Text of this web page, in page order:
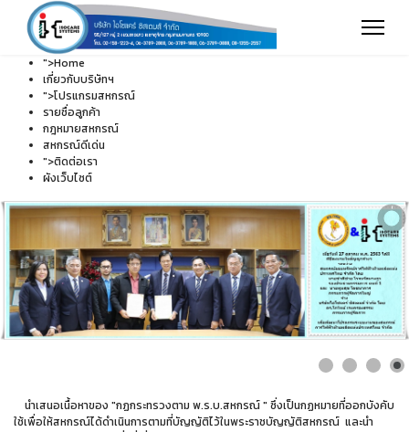
">Home
เกี่ยวกับบริษัทฯ
">โปรแกรมสหกรณ์
รายชื่อลูกค้า
กฎหมายสหกรณ์
สหกรณ์ดีเด่น
">ติดต่อเรา
ผังเว็บไซต์
นำเสนอเนื้อหาของ "กฏกระทรวงตาม พ.ร.บ.สหกรณ์ " ซึ่งเป็นกฏหมายที่ออกบังคับ
ใช้เพื่อให้สหกรณ์ได้ดำเนินการตามที่บัญญัติไว้ในพระราชบัญญัติสหกรณ์ และนำ